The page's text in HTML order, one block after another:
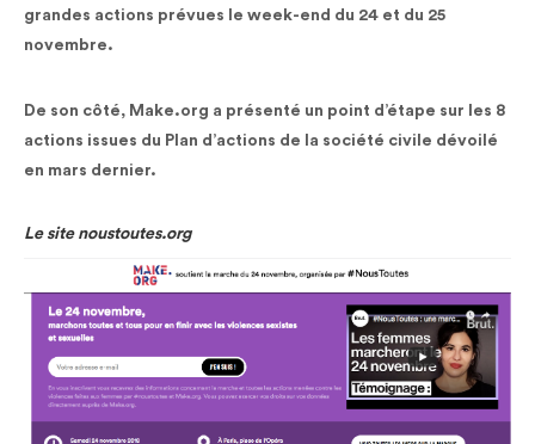
grandes actions prévues le week-end du 24 et du 25
novembre.
De son côté, Make.org a présenté un point d’étape sur les 8
actions issues du Plan d’actions de la société civile dévoilé
en mars dernier.
Le site noustoutes.org